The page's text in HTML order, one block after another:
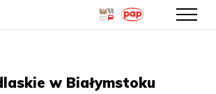
treści
w Białymstoku